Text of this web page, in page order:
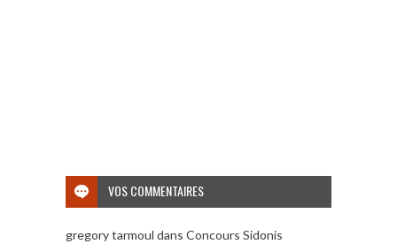
VOS COMMENTAIRES
gregory tarmoul dans Concours Sidonis